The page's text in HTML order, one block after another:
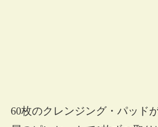
60枚のクレンジング・パッド